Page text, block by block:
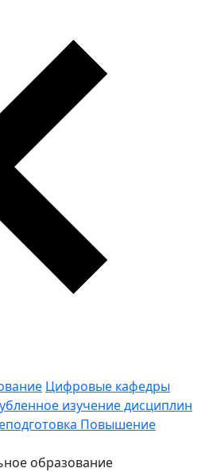
Цифровые кафедры
изучение дисциплин
Повышение
образование